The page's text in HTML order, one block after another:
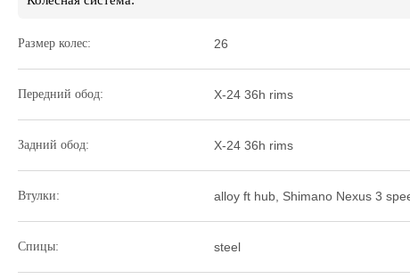
Размер колес: 26
Передний обод: X-24 36h rims
Задний обод: X-24 36h rims
Втулки: alloy ft hub, Shimano Nexus 3
Спицы: steel